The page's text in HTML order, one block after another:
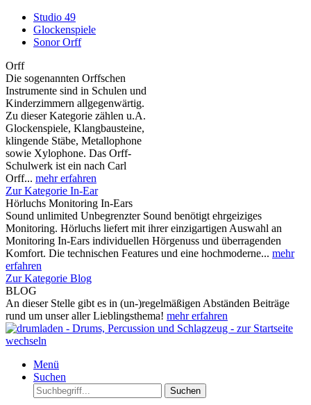
Studio 49
Glockenspiele
Sonor Orff
Orff
Die sogenannten Orffschen
Instrumente sind in Schulen und
Kinderzimmern allgegenwärtig.
Zu dieser Kategorie zählen u.A.
Glockenspiele, Klangbausteine,
klingende Stäbe, Metallophone
sowie Xylophone. Das Orff-
Schulwerk ist ein nach Carl
Orff... mehr erfahren
Zur Kategorie In-Ear
Hörluchs Monitoring In-Ears
Sound unlimited Unbegrenzter Sound benötigt ehrgeiziges
Monitoring. Hörluchs liefert mit ihrer einzigartigen Auswahl an
Monitoring In-Ears individuellen Hörgenuss und überragenden
Komfort. Die technischen Features und eine hochmoderne... mehr
erfahren
Zur Kategorie Blog
BLOG
An dieser Stelle gibt es in (un-)regelmäßigen Abständen Beiträge
rund um unser aller Lieblingsthema! mehr erfahren
Menü
Suchen
Suchen